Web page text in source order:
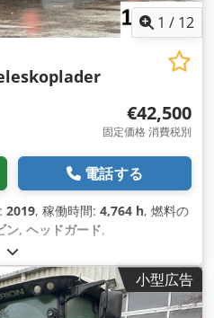
1 / 12
€42,500
固定価格 消費税別
電話する
2019, 稼働時間: 4,764 h, 燃料の
ン, ヘッドガード,
小型広告